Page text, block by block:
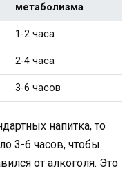
метаболизма
1-2 часа
2-4 часа
3-6 часов
напитка, то
3-6 часов, чтобы
от алкоголя. Это